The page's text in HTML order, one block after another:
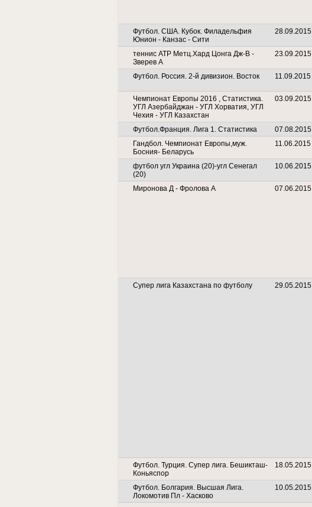
Футбол. США. Кубок. Филадельфия
Юнион - Канзас - Сити
28.09.2015
теннис ATP Метц.Хард Цонга Дж-В -
Зверев А
23.09.2015
Футбол. Россия. 2-й дивизион. Восток 11.09.2015
Чемпионат Европы 2016 , Статистика.
УГЛ Азербайджан - УГЛ Хорватия, УГЛ
Чехия - УГЛ Казахстан
03.09.2015
Футбол.Франция. Лига 1. Статистика 07.08.2015
Гандбол. Чемпионат Европы,муж.
Босния- Беларусь
11.06.2015
футбол угл Украина (20)-угл Сенегал
(20)
10.06.2015
Миронова Д - Фролова А
07.06.2015
Супер лига Казахстана по футболу
29.05.2015
Футбол. Турция. Супер лига. Бешикташ-
Коньяспор
18.05.2015
Футбол. Болгария. Высшая Лига.
Локомотив Пл - Хасково
10.05.2015